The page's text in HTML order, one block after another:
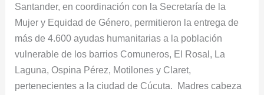
Santander, en coordinación con la Secretaría de la
Mujer y Equidad de Género, permitieron la entrega de
más de 4.600 ayudas humanitarias a la población
vulnerable de los barrios Comuneros, El Rosal, La
Laguna, Ospina Pérez, Motilones y Claret,
pertenecientes a la ciudad de Cúcuta. Madres cabeza